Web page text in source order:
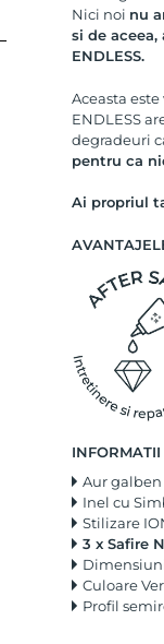
Nici noi nu
si de
ENDLESS.
Aceasta
ENDLESS
degradeuri
pentru ca
Ai propriul
Aur galben
Inel cu
Stilizare
3 x Safire
Dimensiuni
Culoare
Profil